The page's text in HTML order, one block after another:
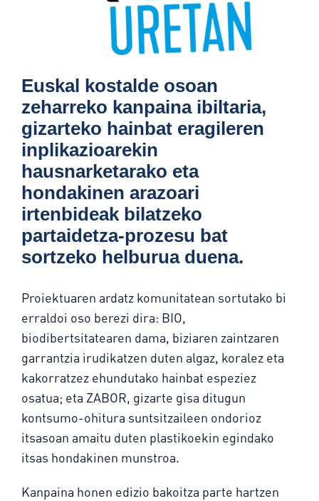
Euskal kostalde osoan
zeharreko kanpaina ibiltaria,
gizarteko hainbat eragileren
inplikazioarekin
hausnarketarako eta
hondakinen arazoari
irtenbideak bilatzeko
partaidetza-prozesu bat
sortzeko helburua duena.
Proiektuaren ardatz komunitatean sortutako bi
erraldoi oso berezi dira: BIO,
biodibertsitatearen dama, biziaren zaintzaren
garrantzia irudikatzen duten algaz, koralez eta
kakorratzez ehundutako hainbat espeziez
osatua; eta ZABOR, gizarte gisa ditugun
kontsumo-ohitura suntsitzaileen ondorioz
itsasoan amaitu duten plastikoekin egindako
itsas hondakinen munstroa.
Kanpaina honen edizio bakoitza parte hartzen